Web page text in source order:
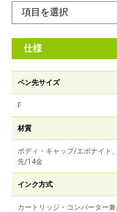
仕様
ペン先サイズ
F
材質
ボディ・キャップ/エボナイト
先/14金
インク方式
カートリッジ・コンバーター兼